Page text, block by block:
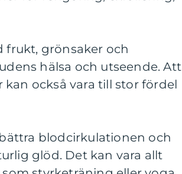
frukt, grönsaker och
hälsa och utseende. Att
också vara till stor fördel
blodcirkulationen och
glöd. Det kan vara allt